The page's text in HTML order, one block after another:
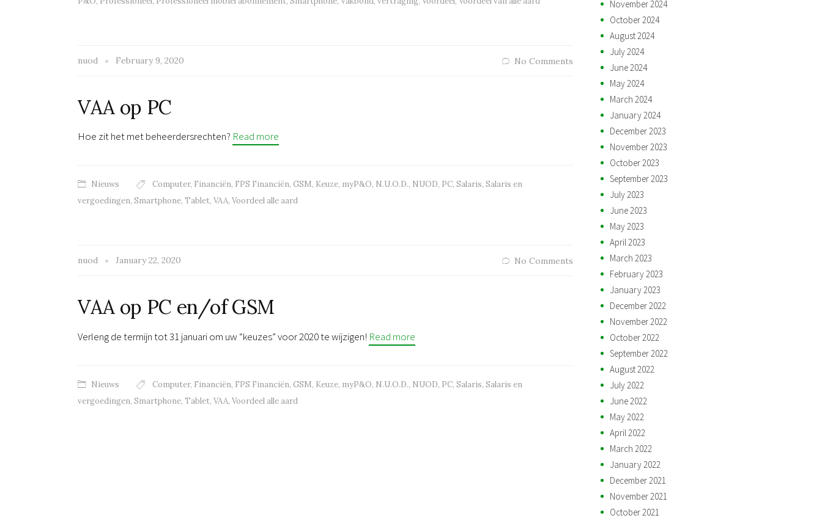
nuod February 9, 2020 No Comments
VAA op PC
Hoe zit het met beheerdersrechten? Read more
Nieuws Computer, Financiën, FPS Financiën, GSM, Keuze, myP&O, N.U.O.D., NUOD, PC, Salaris, Salaris en
vergoedingen, Smartphone, Tablet, VAA, Voordeel alle aard
nuod January 22, 2020 No Comments
VAA op PC en/of GSM
Verleng de termijn tot 31 januari om uw “keuzes” voor 2020 te wijzigen! Read more
Nieuws Computer, Financiën, FPS Financiën, GSM, Keuze, myP&O, N.U.O.D., NUOD, PC, Salaris, Salaris en
vergoedingen, Smartphone, Tablet, VAA, Voordeel alle aard
November 2024
October 2024
August 2024
July 2024
June 2024
May 2024
March 2024
January 2024
December 2023
November 2023
October 2023
September 2023
July 2023
June 2023
May 2023
April 2023
March 2023
February 2023
January 2023
December 2022
November 2022
October 2022
September 2022
August 2022
July 2022
June 2022
May 2022
April 2022
March 2022
January 2022
December 2021
November 2021
October 2021